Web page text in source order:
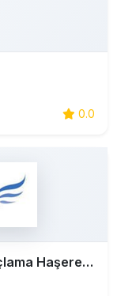
0.0
İzmir Anka Pest Control, Böcek İlaçlama Haşere Mücadele Firması